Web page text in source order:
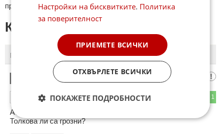
премахнати.
КОМЕНТАРИ КЪМ СТАТИЯТА
ПОСЛЕДНИ ПЪРВИ
Сатана Z
1
ОТГОВОР
Абе,мисирките от факти защо се снимат само с очила?
Толкова ли са грозни?
Настройки на бисквитките. Политика
за поверителност
ПРИЕМЕТЕ ВСИЧКИ
ОТХВЪРЛЕТЕ ВСИЧКИ
ПОКАЖЕТЕ ПОДРОБНОСТИ